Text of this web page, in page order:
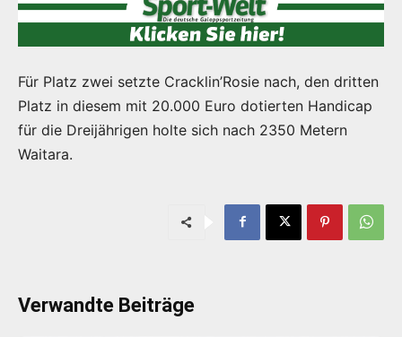
Für Platz zwei setzte Cracklin’Rosie nach, den dritten
Platz in diesem mit 20.000 Euro dotierten Handicap
für die Dreijährigen holte sich nach 2350 Metern
Waitara.
Verwandte Beiträge